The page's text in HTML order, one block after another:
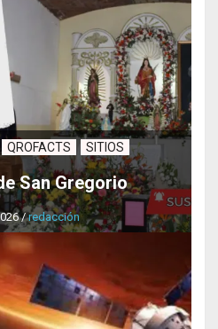
QROFACTS SITIOS
San Gregorio
/redacción